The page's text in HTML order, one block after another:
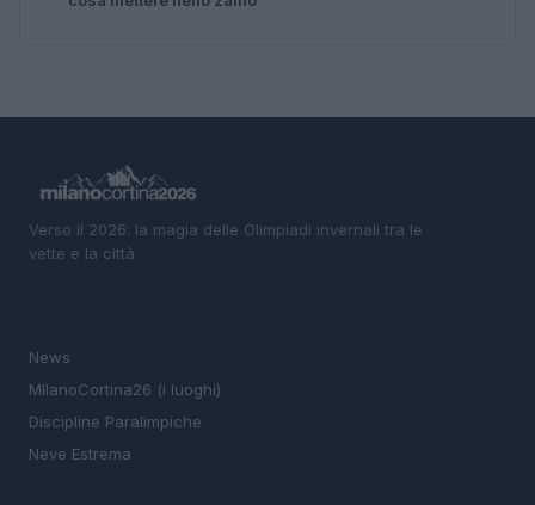
Verso il 2026: la magia delle Olimpiadi invernali tra le
vette e la città.
News
MIlanoCortina26 (i luoghi)
Discipline Paralimpiche
Neve Estrema